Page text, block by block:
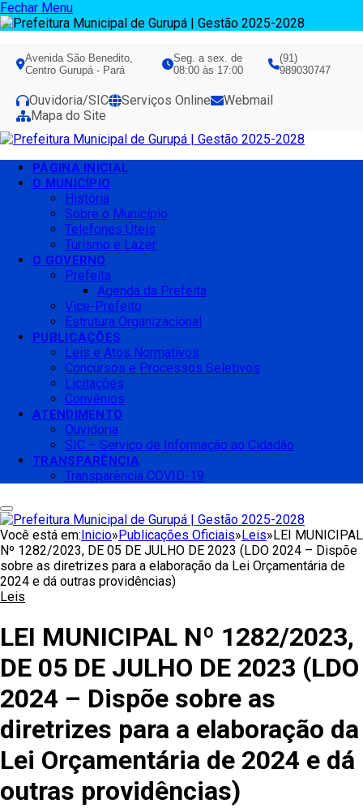
Fechar Menu
Avenida São Benedito,
Centro Gurupá - Pará
Seg. a sex. de
08:00 às 17:00
(91)
989030747
Ouvidoria/SIC Serviços Online
Webmail
Mapa do Site
PÁGINA INICIAL
O MUNICÍPIO
História
Sobre o Município
Telefones Úteis
Turismo e Lazer
O GOVERNO
Prefeita
Agenda da Prefeita
Vice-Prefeito
Estrutura Organizacional
PUBLICAÇÕES
Leis e Atos Normativos
Concursos e Processos Seletivos
Licitações
Convênios
ATENDIMENTO
Ouvidoria
SIC – Serviço de Informação ao Cidadão
TRANSPARÊNCIA
Transparência COVID-19
Você está em:Inicio»Publicações Oficiais»Leis»LEI MUNICIPAL
Nº 1282/2023, DE 05 DE JULHO DE 2023 (LDO 2024 – Dispõe
sobre as diretrizes para a elaboração da Lei Orçamentária de
2024 e dá outras providências)
Leis
LEI MUNICIPAL Nº 1282/2023,
DE 05 DE JULHO DE 2023 (LDO
2024 – Dispõe sobre as
diretrizes para a elaboração da
Lei Orçamentária de 2024 e dá
outras providências)